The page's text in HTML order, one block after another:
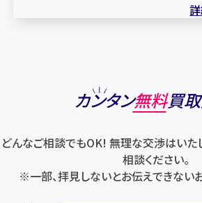
カンタン無料買
どんなご相談でもOK! 無理な交渉はいた
相談ください。
※一部、拝見しないとお伝えできない